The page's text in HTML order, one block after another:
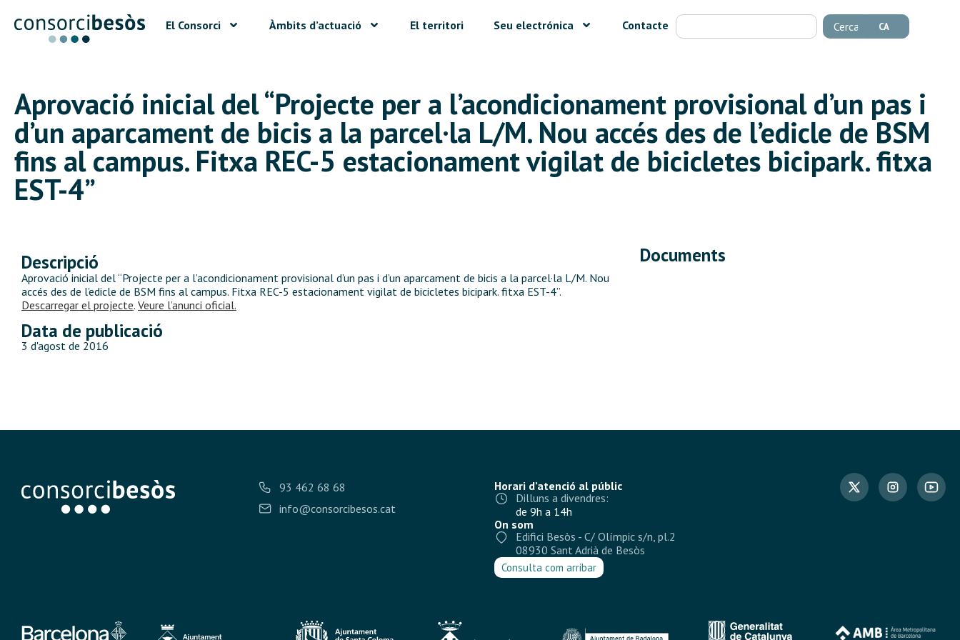
El Consorci Àmbits d’actuació El territori Seu electrónica Contacte Cerca CA
Aprovació inicial del “Projecte per a l’acondicionament provisional d’un pas i
d’un aparcament de bicis a la parcel·la L/M. Nou accés des de l’edicle de BSM
fins al campus. Fitxa REC-5 estacionament vigilat de bicicletes bicipark. fitxa
EST-4”
Descripció
Aprovació inicial del “Projecte per a l’acondicionament provisional d’un pas i d’un aparcament de bicis a la parcel·la L/M. Nou
accés des de l’edicle de BSM fins al campus. Fitxa REC-5 estacionament vigilat de bicicletes bicipark. fitxa EST-4”.
Descarregar el projecte. Veure l’anunci oficial.
Data de publicació
3 d'agost de 2016
Documents
93 462 68 68
info@consorcibesos.cat
Horari d’atenció al públic
Dilluns a divendres:
de 9h a 14h
On som
Edifici Besòs - C/ Olímpic s/n, pl.2
08930 Sant Adrià de Besòs
Consulta com arribar